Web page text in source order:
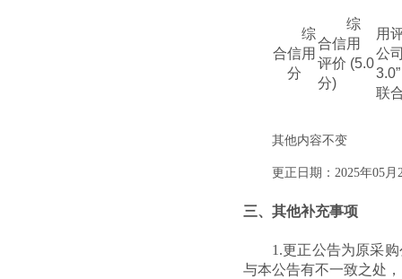
综
合信用
分
综
合信用
评价 (5.0
分)
用
公
3.0
联
其他内容不变
更正日期： 2025年05月
三、其他补充事项
1.更正公告为原采
与本公告有不一致之处